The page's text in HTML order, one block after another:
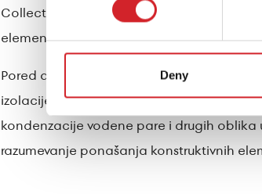
Deny
Collection su specijalno dizajnirane da
elementima izloženim suncu.
Pored arhitektonskih boja i lakova KRAFT
izolacije, koji doprinosi energetskom
kondenzacije vodene pare i drugih oblika
razumevanje ponašanja konstruktivnih